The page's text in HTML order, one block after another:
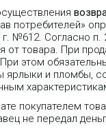
потребителей»
г. №612. Согласно
от товара. При
этом
ярлыки и пломбы,
покупателем
не передал